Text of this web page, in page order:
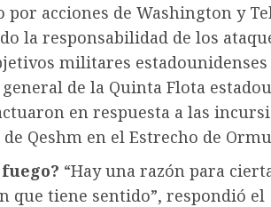
por acciones de Washington y
la responsabilidad de los
militares estadounidenses
de la Quinta Flota
en respuesta a las
Qeshm en el Estrecho de
“Hay una razón para
que tiene sentido”, respondió el